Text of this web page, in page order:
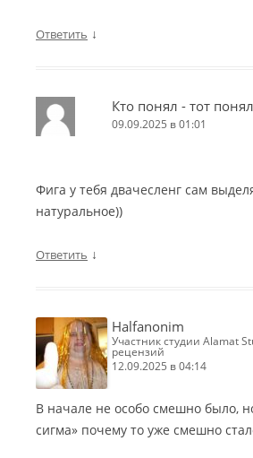
Ответить ↓
Кто понял - тот
09.09.2025 в 01:01
Фига у тебя двачесленг сам
натуральное))
Ответить ↓
Halfanonim
участник студии Alamat Studio, автор 23
рецензий
12.09.2025 в 04:14
В начале не особо смешно было,
сигма» почему то уже смешно